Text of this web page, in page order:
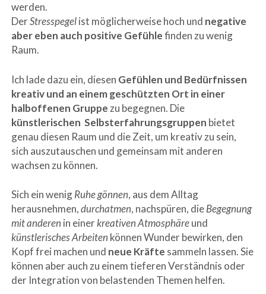
werden.
DerStresspegelist möglicherweise hoch und negative
aber eben auch positive Gefühlefinden zu wenig
Raum.
Ich lade dazu ein, diesen Gefühlen und Bedürfnissen
kreativ und an einem geschützten Ort in einer
halboffenen Gruppe zu begegnen. Die
künstlerischen Selbsterfahrungsgruppen bietet
genau diesen Raum und die Zeit, um kreativ zu sein,
sich auszutauschen und gemeinsam mit anderen
wachsen zu können.
Sich ein wenigRuhe gönnen, aus dem Alltag
herausnehmen,durchatmen, nachspüren, dieBegegnung
mit anderen in einerkreativen Atmosphäreund
künstlerisches Arbeiten können Wunder bewirken, den
Kopf frei machen und neue Kräfte sammeln lassen. Sie
können aber auch zu einem tieferen Verständnis oder
der Integration von belastenden Themen helfen.